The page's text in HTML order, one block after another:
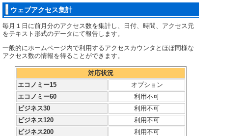
ウェブアクセス集計
毎月１日に前月分のアクセス数を集計し、日付、時間、アクセス元
をテキスト形式のデータにて報告します。
一般的にホームページ内で利用するアクセスカウンタとほぼ同様な
アクセス数の情報を得ることができます。
対応状況
エコノミー15
オプション
エコノミー60
利用不可
ビジネス30
利用不可
ビジネス120
利用不可
ビジネス200
利用不可